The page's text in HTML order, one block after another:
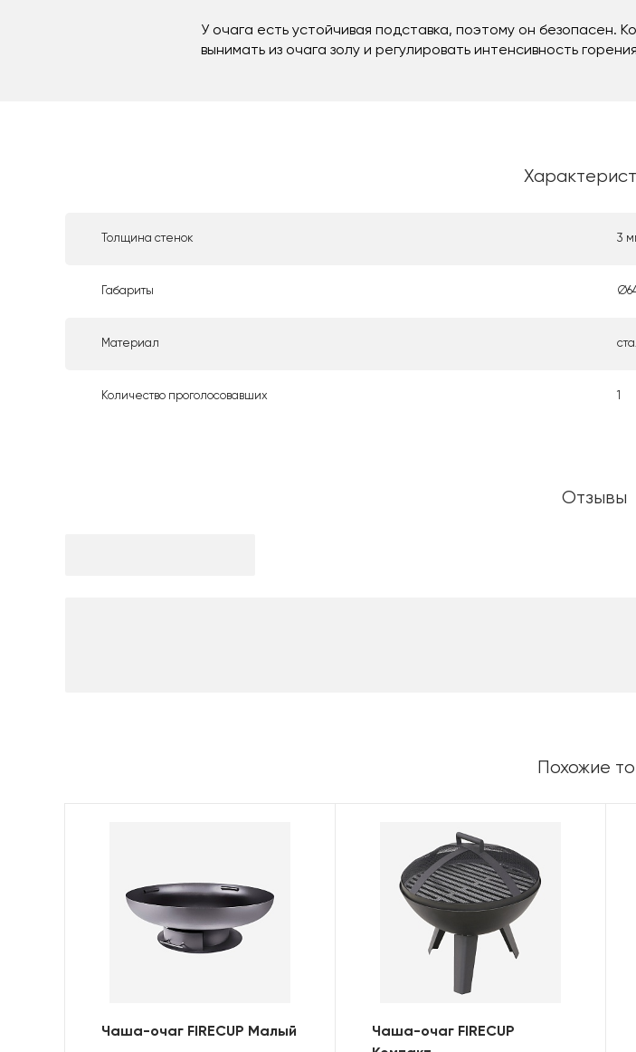
У очага есть устойчивая подставка, поэтому он безопасен.
вынимать из очага золу и регулировать интенсивность
Толщина стенок 3
Габариты
Материал
Количество проголосовавших
Отзывы
Похожие
Чаша-очаг FIRECUP Малый
Чаша-очаг FIRECUP